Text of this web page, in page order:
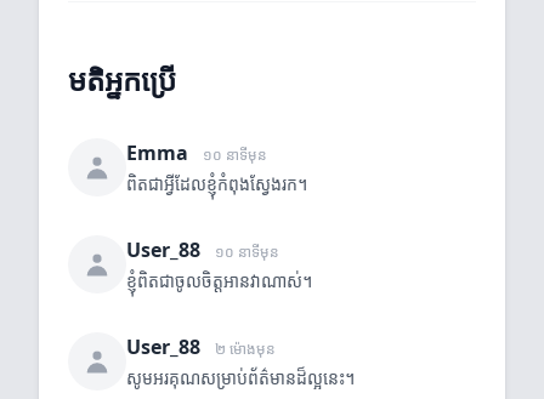
មតិអ្នកប្រើ
Emma ១០ នាទីមុន
ពិតជាអ្វីដែលខ្ញុំកំពុងស្វែងរក។
User_88 ១០ នាទីមុន
ខ្ញុំពិតជាចូលចិត្តអានវាណាស់។
User_88 ២ ម៉ោងមុន
សូមអរគុណសម្រាប់ព័ត៌មានដ៏ល្អនេះ។